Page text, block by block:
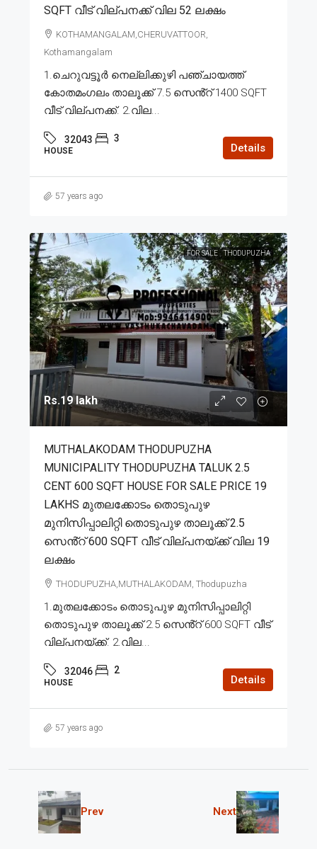
SQFT വീട് വില്പനക്ക് വില 52 ലക്ഷം
KOTHAMANGALAM,CHERUVATTOOR,
Kothamangalam
1.ചെറുവട്ടൂർ നെല്ലിക്കുഴി പഞ്ചായത്ത്
കോതമംഗലം താലൂക്ക് 7.5 സെൻ്റ് 1400 SQFT
വീട് വില്പനക്ക്. 2.വില...
32043 3
HOUSE Details
57 years ago
FOR SALE THODUPUZHA
Rs.19 lakh
MUTHALAKODAM THODUPUZHA
MUNICIPALITY THODUPUZHA TALUK 2.5
CENT 600 SQFT HOUSE FOR SALE PRICE 19
LAKHS മുതലക്കോടം തൊടുപുഴ
മുനിസിപ്പാലിറ്റി തൊടുപുഴ താലൂക്ക് 2.5
സെൻ്റ് 600 SQFT വീട് വില്പനയ്ക്ക് വില 19
ലക്ഷം
THODUPUZHA,MUTHALAKODAM, Thodupuzha
1.മുതലക്കോടം തൊടുപുഴ മുനിസിപ്പാലിറ്റി
തൊടുപുഴ താലൂക്ക് 2.5 സെൻ്റ് 600 SQFT വീട്
വില്പനയ്ക്ക്. 2.വില...
32046 2
HOUSE Details
57 years ago
Prev Next